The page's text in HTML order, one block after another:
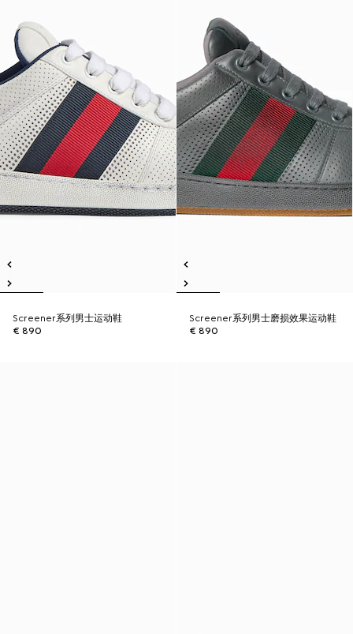
Screener系列男士运动鞋
€ 890
Screener系列男士磨损效果运动鞋
€ 890